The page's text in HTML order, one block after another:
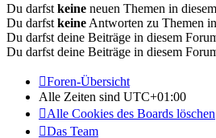
Du darfst keine neuen Themen in
Du darfst keine Antworten zu Themen
Du darfst deine Beiträge in diesem
Du darfst deine Beiträge in diesem
Foren-Übersicht
Alle Zeiten sind UTC+01:00
Alle Cookies des Boards löschen
Das Team